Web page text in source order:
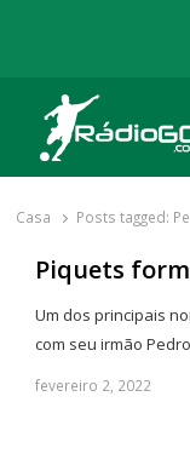
Rádio Gol
Há mais de 20 anos
Casa Posts tagged:
Piquets
Um dos principais
com seu irmão
fevereiro 2, 2022